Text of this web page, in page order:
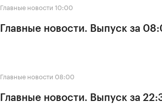
Главные новости 10:00
Главные новости. Выпуск за
Главные новости 08:00
Главные новости. Выпуск за